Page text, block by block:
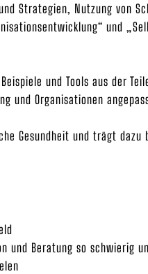
Strategien, Nutzung von
und
und Tools aus der
und Organisationen
Gesundheit und trägt
und Beratung so schwierig